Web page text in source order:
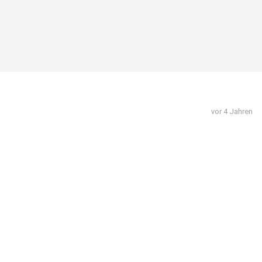
vor 4 Jahren